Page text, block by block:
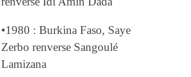
•1980 : Burkina Faso, Saye
Zerbo renverse Sangoulé
Lamizana